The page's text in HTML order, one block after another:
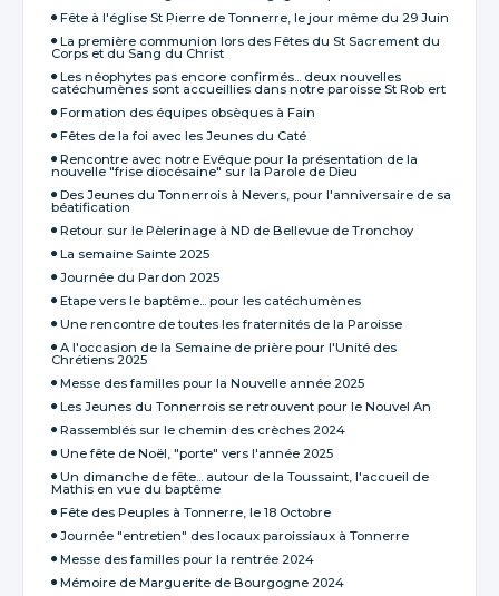
Fête à l'église St Pierre de Tonnerre, le jour même du 29 Juin
La première communion lors des Fêtes du St Sacrement du
Corps et du Sang du Christ
Les néophytes pas encore confirmés... deux nouvelles
catéchumènes sont accueillies dans notre paroisse St Rob ert
Formation des équipes obsèques à Fain
Fêtes de la foi avec les Jeunes du Caté
Rencontre avec notre Evêque pour la présentation de la
nouvelle "frise diocésaine" sur la Parole de Dieu
Des Jeunes du Tonnerrois à Nevers, pour l'anniversaire de sa
béatification
Retour sur le Pèlerinage à ND de Bellevue de Tronchoy
La semaine Sainte 2025
Journée du Pardon 2025
Etape vers le baptême... pour les catéchumènes
Une rencontre de toutes les fraternités de la Paroisse
A l'occasion de la Semaine de prière pour l'Unité des
Chrétiens 2025
Messe des familles pour la Nouvelle année 2025
Les Jeunes du Tonnerrois se retrouvent pour le Nouvel An
Rassemblés sur le chemin des crèches 2024
Une fête de Noël, "porte" vers l'année 2025
Un dimanche de fête... autour de la Toussaint, l'accueil de
Mathis en vue du baptême
Fête des Peuples à Tonnerre, le 18 Octobre
Journée "entretien" des locaux paroissiaux à Tonnerre
Messe des familles pour la rentrée 2024
Mémoire de Marguerite de Bourgogne 2024